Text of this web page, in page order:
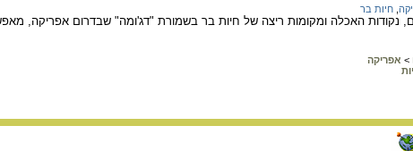
חיות בר
נקודות האכלה ומקומות ריצה של חיות בר בשמורת "דג'ומה" שבדרום אפריקה,
> אפריקה